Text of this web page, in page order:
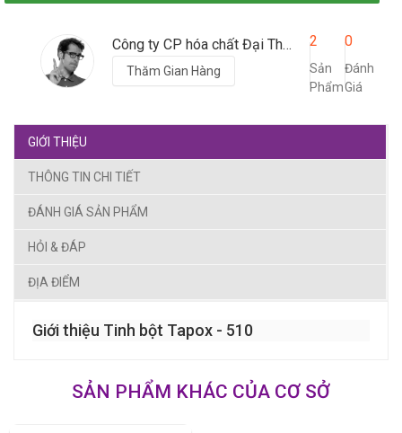
Công ty CP hóa chất Đại Thịnh
Thăm Gian Hàng
2
Sản
Phẩm
0
Đánh
Giá
GIỚI THIỆU
THÔNG TIN CHI TIẾT
ĐÁNH GIÁ SẢN PHẨM
HỎI & ĐÁP
ĐỊA ĐIỂM
Giới thiệu Tinh bột Tapox - 510
SẢN PHẨM KHÁC CỦA CƠ SỞ